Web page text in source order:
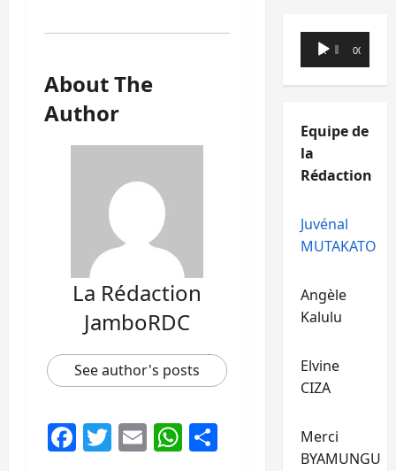
About The
Author
La Rédaction
JamboRDC
See author's posts
Facebook
Twitter
EmailWhatsApp
Partager
Lecteur
audio
00:00 00:00
Equipe de
la
Rédaction
Juvénal
MUTAKATO
Angèle
Kalulu
Elvine
CIZA
Merci
BYAMUNGU